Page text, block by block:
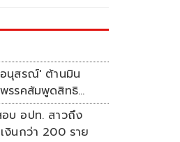
นุสรณ์' ต้านมิน
รรคส้มพูดสิทธิ
ยบบ อปท. สาวถึง
งินกว่า 200 ราย